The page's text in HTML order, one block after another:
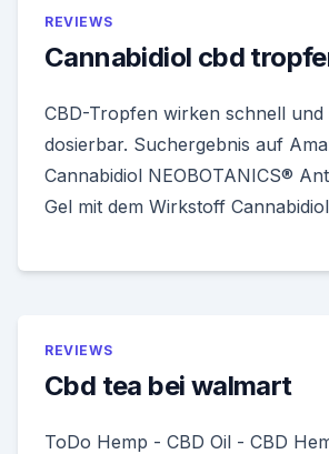
REVIEWS
Cannabidiol cbd
CBD-Tropfen wirken schnell und
dosierbar. Suchergebnis auf
Cannabidiol NEOBOTANICS®
Gel mit dem Wirkstoff
REVIEWS
Cbd tea bei walmart
ToDo Hemp - CBD Oil - CBD